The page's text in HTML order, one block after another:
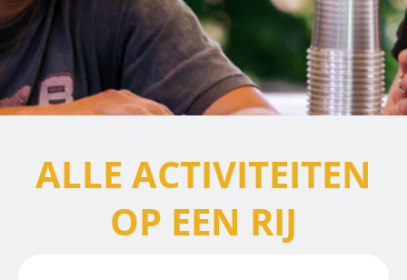
ALLE ACTIVITEITEN
OP EEN RIJ